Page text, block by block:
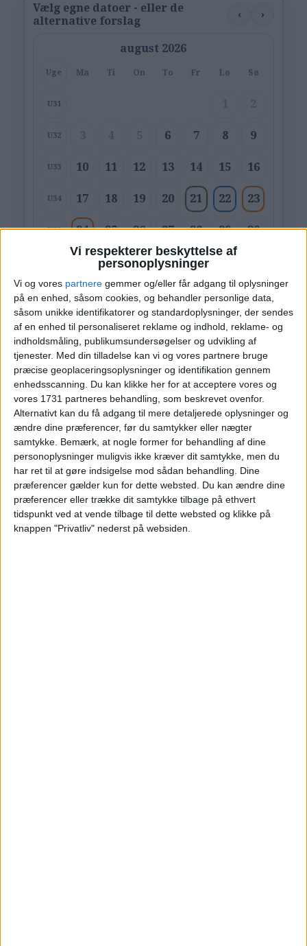
Vi respekterer beskyttelse af
personoplysninger
Vi og vores partnere gemmer og/eller får adgang til oplysninger
på en enhed, såsom cookies, og behandler personlige data,
såsom unikke identifikatorer og standardoplysninger, der sendes
af en enhed til personaliseret reklame og indhold, reklame- og
indholdsmåling, publikumsundersøgelser og udvikling af
tjenester. Med din tilladelse kan vi og vores partnere bruge
præcise geoplaceringsoplysninger og identifikation gennem
enhedsscanning. Du kan klikke her for at acceptere vores og
vores 1731 partneres behandling, som beskrevet ovenfor.
Alternativt kan du få adgang til mere detaljerede oplysninger og
ændre dine præferencer, før du samtykker eller nægter
samtykke. Bemærk, at nogle former for behandling af dine
personoplysninger muligvis ikke kræver dit samtykke, men du
har ret til at gøre indsigelse mod sådan behandling. Dine
præferencer gælder kun for dette websted. Du kan ændre dine
præferencer eller trække dit samtykke tilbage på ethvert
tidspunkt ved at vende tilbage til dette websted og klikke på
knappen "Privatliv" nederst på websiden.
Vælg egne datoer - eller de
alternative forslag
‹ ›
august 2026
Uge Ma Ti On To Fr Lø Sø
U31
U32 6 7 8 9
U33 10 11 12 13 14 15 16
U34 17 18 19 20 21 22 23
U35 24 25 26 27 28 29 30
Alternative datoer:
Hotel: 21. - 22. aug.
Hotel: 22. - 23. aug.
Hotel: 23. - 24. aug.
Ryd valg Vis hotel
Læs videre efter Annoncen
Annonce